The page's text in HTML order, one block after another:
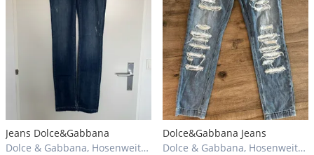
Jeans Dolce&Gabbana
Dolce & Gabbana, Hosenweite
Dolce&Gabbana Jeans
Dolce & Gabbana, Hosenweite